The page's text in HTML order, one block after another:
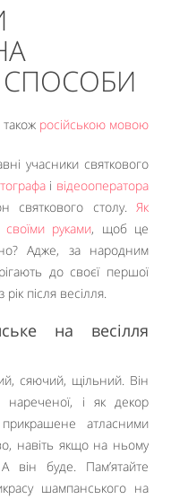
СПОСОБИ
російською мовою
учасники святкового
і відеооператора
святкового столу. Як
руками, щоб це
Адже, за народним
до своєї першої
після весілля.
на весілля
сяючий, щільний. Він
нареченої, і як декор
атласними
навіть якщо на ньому
він буде. Пам’ятайте
шампанського на